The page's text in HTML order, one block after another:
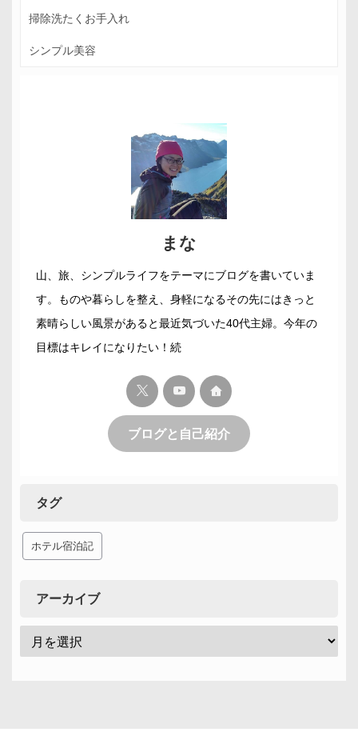
掃除洗たくお手入れ
シンプル美容
まな
山、旅、シンプルライフをテーマにブログを書いていま
す。ものや暮らしを整え、身軽になるその先にはきっと
素晴らしい風景があると最近気づいた40代主婦。今年の
目標はキレイになりたい！続
ブログと自己紹介
タグ
ホテル宿泊記
アーカイブ